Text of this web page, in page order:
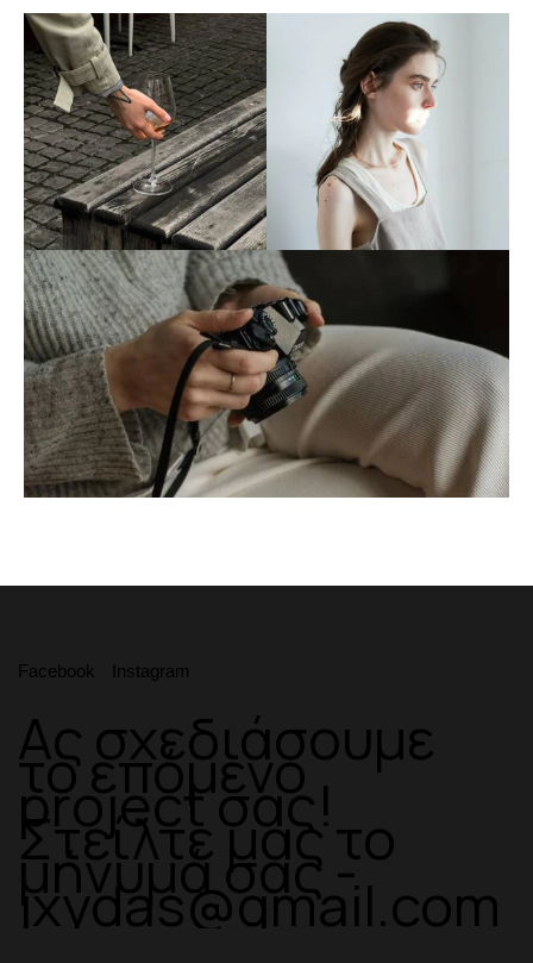
Facebook Instagram
Ας σχεδιάσουμε
το επόμενο
project σας!
Στείλτε μας το
μήνυμά σας -
jxydas@gmail.com